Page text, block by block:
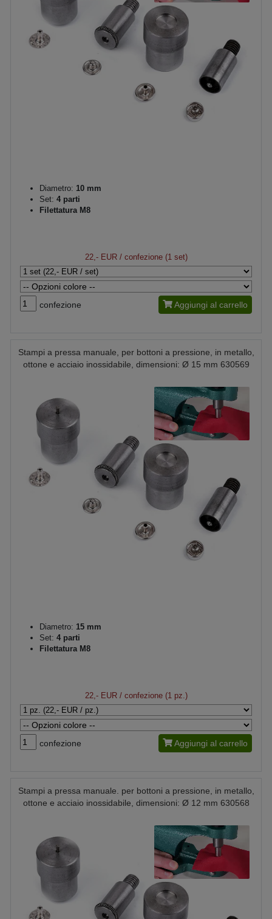
Diametro: 10 mm
Set: 4 parti
Filettatura M8
22,- EUR/ confezione (1 set)
confezione Aggiungi al carrello
Stampi a pressa manuale, per bottoni a pressione, in metallo,
ottone e acciaio inossidabile, dimensioni: Ø 15 mm 630569
Diametro: 15 mm
Set: 4 parti
Filettatura M8
22,- EUR/ confezione (1 pz.)
confezione Aggiungi al carrello
Stampi a pressa manuale. per bottoni a pressione, in metallo,
ottone e acciaio inossidabile, dimensioni: Ø 12 mm 630568